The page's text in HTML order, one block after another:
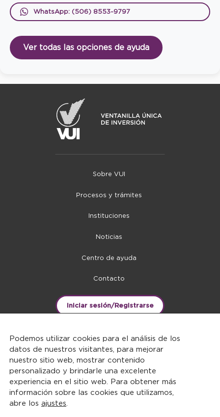
WhatsApp: (506) 8553-9797
Ver todas las opciones de ayuda
Sobre VUI
Procesos y trámites
Instituciones
Noticias
Centro de ayuda
Contacto
Iniciar sesión/Registrarse
DERECHOS RESERVADOS ©2026
Podemos utilizar cookies para el análisis de los
datos de nuestros visitantes, para mejorar
nuestro sitio web, mostrar contenido
personalizado y brindarle una excelente
experiencia en el sitio web. Para obtener más
información sobre las cookies que utilizamos,
abre los ajustes.